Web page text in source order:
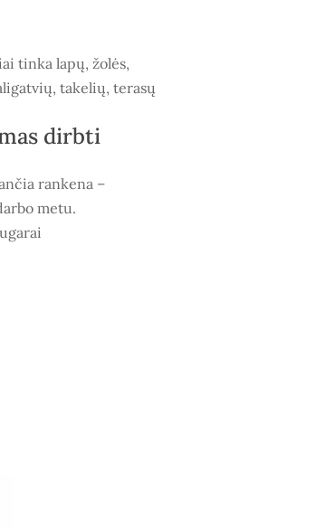
tinka lapų, žolės,
takelių, terasų
dirbti
rankena –
metu.